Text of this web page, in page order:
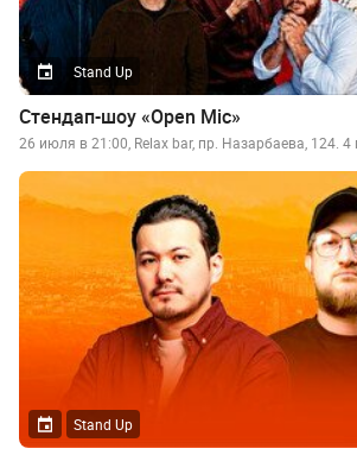
Stand Up
Стендап-шоу «Open Mic»
26 июля в 21:00, Relax bar, пр. Назарбаева, 124. 4
Stand Up